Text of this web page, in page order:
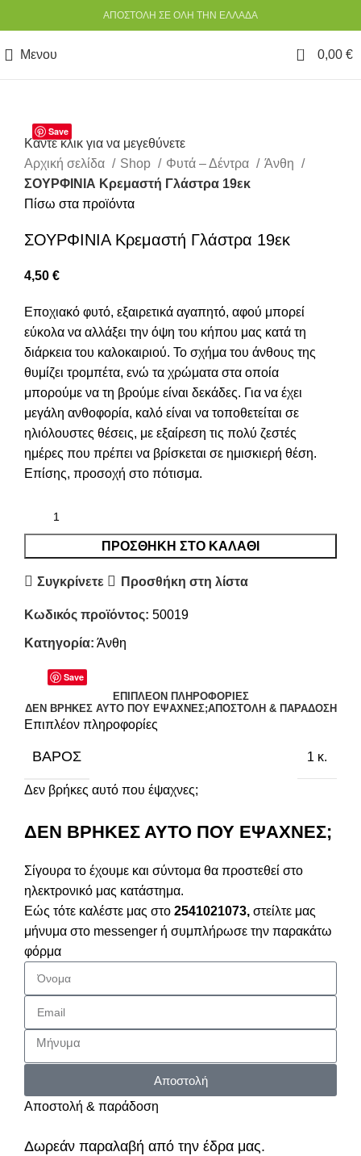
ΑΠΟΣΤΟΛΗ ΣΕ ΟΛΗ ΤΗΝ ΕΛΛΑΔΑ
Μενου 0 0,00 €
Save
Κάντε κλικ για να μεγεθύνετε
Αρχική σελίδα
Shop Φυτά – Δέντρα
Άνθη
ΣΟΥΡΦΙΝΙΑ Κρεμαστή Γλάστρα 19εκ
Πίσω στα προϊόντα
ΣΟΥΡΦΙΝΙΑ Κρεμαστή Γλάστρα 19εκ
4,50 €
Εποχιακό φυτό, εξαιρετικά αγαπητό, αφού μπορεί
εύκολα να αλλάξει την όψη του κήπου μας κατά τη
διάρκεια του καλοκαιριού. Το σχήμα του άνθους της
θυμίζει τρομπέτα, ενώ τα χρώματα στα οποία
μπορούμε να τη βρούμε είναι δεκάδες. Για να έχει
μεγάλη ανθοφορία, καλό είναι να τοποθετείται σε
ηλιόλουστες θέσεις, με εξαίρεση τις πολύ ζεστές
ημέρες που πρέπει να βρίσκεται σε ημισκιερή θέση.
Επίσης, προσοχή στο πότισμα.
ΠΡΟΣΘΉΚΗ ΣΤΟ ΚΑΛΆΘΙ
Συγκρίνετε Προσθήκη στη λίστα
Κωδικός προϊόντος: 50019
Κατηγορία: Άνθη
Save
ΕΠΙΠΛΈΟΝ ΠΛΗΡΟΦΟΡΊΕΣ
ΔΕΝ ΒΡΉΚΕΣ ΑΥΤΌ ΠΟΥ ΈΨΑΧΝΕΣ;ΑΠΟΣΤΟΛΉ & ΠΑΡΆΔΟΣΗ
Επιπλέον πληροφορίες
ΒΆΡΟΣ 1 κ.
Δεν βρήκες αυτό που έψαχνες;
ΔΕΝ ΒΡΗΚΕΣ ΑΥΤΟ ΠΟΥ ΕΨΑΧΝΕΣ;
Σίγουρα το έχουμε και σύντομα θα προστεθεί στο
ηλεκτρονικό μας κατάστημα.
Εώς τότε καλέστε μας στο 2541021073, στείλτε μας
μήνυμα στο messenger ή συμπλήρωσε την παρακάτω
φόρμα
Αποστολή
Αποστολή & παράδοση
Δωρεάν παραλαβή από την έδρα μας.